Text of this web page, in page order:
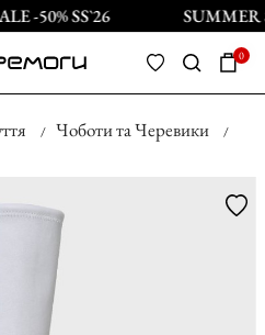
-50% SS`26 SUMMER
0
Чоботи та Черевики